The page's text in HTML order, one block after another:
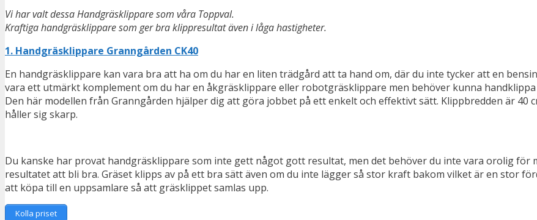
Vi har valt dessa Handgräsklippare som våra Toppval.
Kraftiga handgräsklippare som ger bra klippresultat även i låga hastigheter.
1. Handgräsklippare Granngården CK40
En handgräsklippare kan vara bra att ha om du har en liten trädgård att ta hand om, där du inte tycker att en
vara ett utmärkt komplement om du har en åkgräsklippare eller robotgräsklippare men behöver kunna
Den här modellen från Granngården hjälper dig att göra jobbet på ett enkelt och effektivt sätt. Klippbredden är 40
håller sig skarp.
Du kanske har provat handgräsklippare som inte gett något gott resultat, men det behöver du inte vara orolig för
resultatet att bli bra. Gräset klipps av på ett bra sätt även om du inte lägger så stor kraft bakom vilket är en stor
att köpa till en uppsamlare så att gräsklippet samlas upp.
Kolla priset